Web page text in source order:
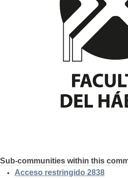
Sub-communities within this
Acceso restringido 2838